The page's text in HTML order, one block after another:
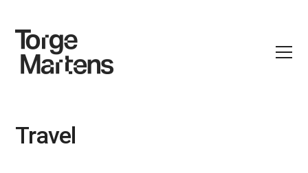
Travel